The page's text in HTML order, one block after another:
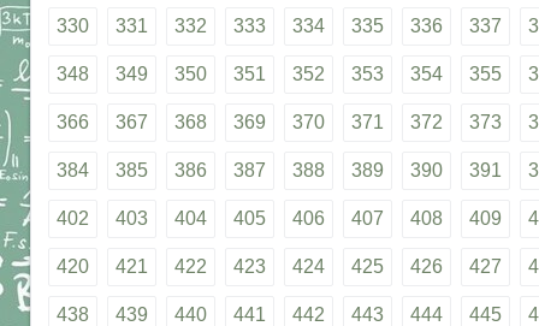
330 331 332 333 334 335 336 337
348 349 350 351 352 353 354 355
366 367 368 369 370 371 372 373
384 385 386 387 388 389 390 391
402 403 404 405 406 407 408 409
420 421 422 423 424 425 426 427
438 439 440 441 442 443 444 445